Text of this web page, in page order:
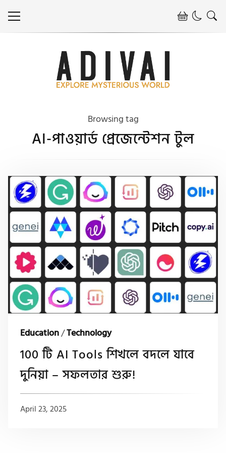
Browsing tag
AI-পাওয়ার্ড প্রেজেন্টেশন টুল
Education/Technology
100 টি AI Tools শিখলে বদলে যাবে
দুনিয়া – সফলতার শুরু!
April 23, 2025